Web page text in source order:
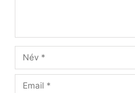
Név
Email